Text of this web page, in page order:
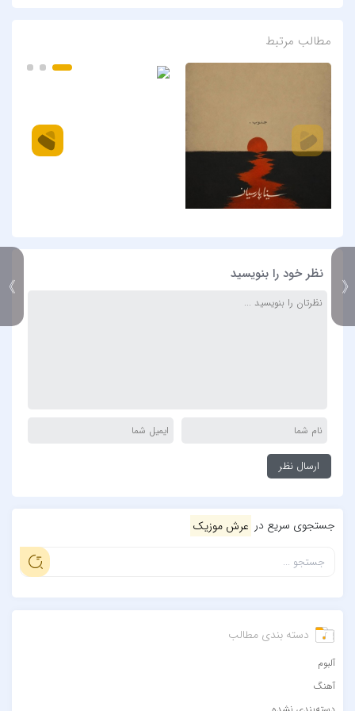
مطالب مرتبط
نظر خود را بنویسید
جستجوی سریع در عرش موزیک
دسته بندی مطالب
آلبوم
آهنگ
》